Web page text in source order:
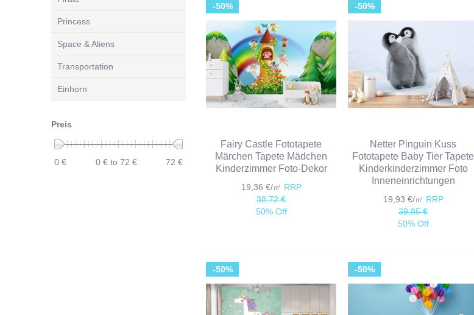
-50%
Fairy Castle Fototapete
Märchen Tapete Mädchen
Kinderzimmer Foto-Dekor
19,36 €/㎡ RRP
38,72 €
50% Off
-50%
Netter Pinguin Kuss
Fototapete Baby Tier Tapete
Kinderkinderzimmer Foto
Inneneinrichtungen
19,93 €/㎡ RRP
39,85 €
50% Off
-50% -50%
Preis
0 € 72 €
0 € to 72 €
Princess
Space & Aliens
Transportation
Einhorn